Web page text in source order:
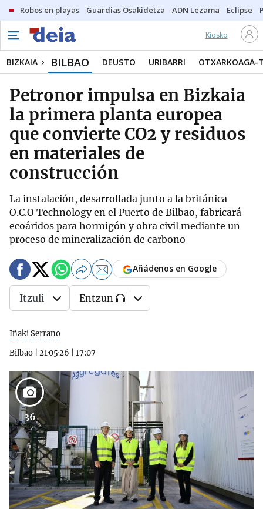
Robos en playas Guardias Osakidetza ADN Lezama Eclipse
Kiosko
BIZKAIA BILBAO DEUSTO URIBARRI OTXARKOAGA-
Petronor impulsa en Bizkaia
la primera planta europea
que convierte CO2 y residuos
en materiales de
construcción
La instalación, desarrollada junto a la británica
O.C.O Technology en el Puerto de Bilbao, fabricará
ecoáridos para hormigón y obra civil mediante un
proceso de mineralización de carbono
Iñaki Serrano
Bilbao
21·05·26 17:07
Añádenos en Google
Itzuli Entzun
36